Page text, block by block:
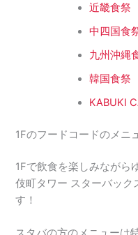
近畿食祭
中四国食
九州沖縄
韓国食祭
KABUKI
1Fのフードコードのメニ
1Fで飲食を楽しみながら
伎町タワー スターバック
す！